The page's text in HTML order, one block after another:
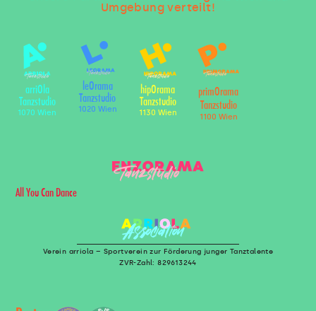
Umgebung verteilt!
arriOla
Tanzstudio
1070 Wien
leOrama
Tanzstudio
1020 Wien
hipOrama
Tanzstudio
1130 Wien
primOrama
Tanzstudio
1100 Wien
All You Can Dance
Verein arriola – Sportverein zur Förderung junger Tanztalente
ZVR-Zahl: 829613244
TUDI